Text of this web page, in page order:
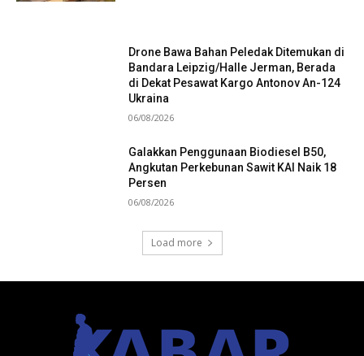
Drone Bawa Bahan Peledak Ditemukan di
Bandara Leipzig/Halle Jerman, Berada
di Dekat Pesawat Kargo Antonov An-124
Ukraina
06/08/2026
Galakkan Penggunaan Biodiesel B50,
Angkutan Perkebunan Sawit KAI Naik 18
Persen
06/08/2026
Load more